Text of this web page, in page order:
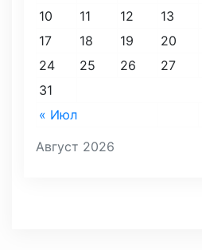
Август 2026
« Июл
10
11 12 13
17
18 19 20
24
25 26 27
31